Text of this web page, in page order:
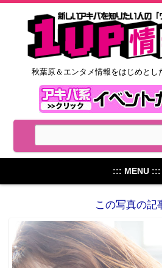
秋葉原＆エンタメ情報をはじめとし
::: MENU :::
この写真の記